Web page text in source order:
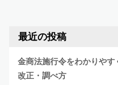
最近の投稿
金商法施行令をわかりや
改正・調べ方